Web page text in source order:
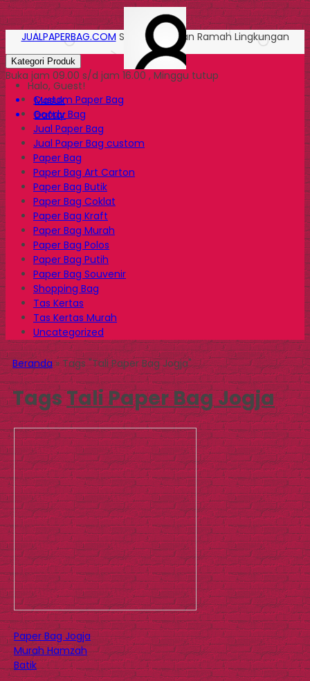
Halo, Guest!
Masuk
Daftar
JUALPAPERBAG.COM Solusi Kemasan Ramah Lingkungan
Kategori Produk
Buka jam 09.00 s/d jam 16.00 , Minggu tutup
Custom Paper Bag
Goody Bag
Jual Paper Bag
Jual Paper Bag custom
Paper Bag
Paper Bag Art Carton
Paper Bag Butik
Paper Bag Coklat
Paper Bag Kraft
Paper Bag Murah
Paper Bag Polos
Paper Bag Putih
Paper Bag Souvenir
Shopping Bag
Tas Kertas
Tas Kertas Murah
Uncategorized
Beranda»Tags "Tali Paper Bag Jogja"
TagsTali Paper Bag Jogja
Paper Bag Jogja
Murah Hamzah
Batik